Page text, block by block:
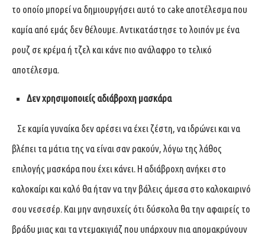
το οποίο μπορεί να δημιουργήσει αυτό το cake αποτέλεσμα που
καμία από εμάς δεν θέλουμε. Αντικατάστησε το λοιπόν με ένα
ρουζ σε κρέμα ή τζελ και κάνε πιο ανάλαφρο το τελικό
αποτέλεσμα.
Δεν χρησιμοποιείς αδιάβροχη μασκάρα
Σε καμία γυναίκα δεν αρέσει να έχει ζέστη, να ιδρώνει και να
βλέπει τα μάτια της να είναι σαν ρακούν, λόγω της λάθος
επιλογής μασκάρα που έχει κάνει. Η αδιάβροχη ανήκει στο
καλοκαίρι και καλό θα ήταν να την βάλεις άμεσα στο καλοκαιρινό
σου νεσεσέρ. Και μην ανησυχείς ότι δύσκολα θα την αφαιρείς το
βράδυ μιας και τα ντεμακιγιάζ που υπάρχουν πια απομακρύνουν